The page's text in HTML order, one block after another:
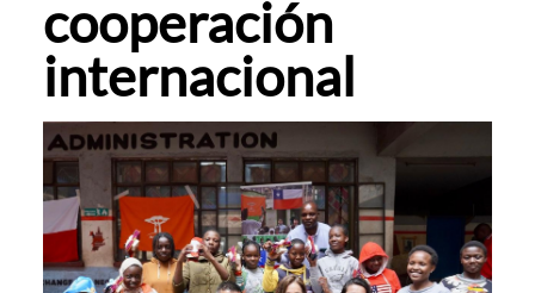
Vinculación con el Medio y Alumni
cooperación
internacional